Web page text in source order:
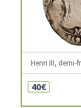
Henri III, demi-
40€